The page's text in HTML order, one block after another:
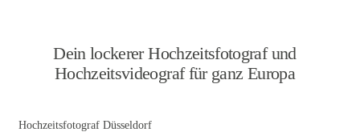
Dein lockerer Hochzeitsfotograf und
Hochzeitsvideograf für ganz Europa
Hochzeitsfotograf Düsseldorf